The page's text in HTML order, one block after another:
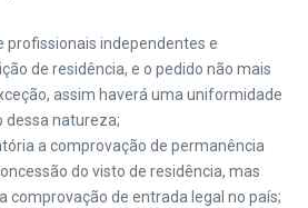
profissionais independentes e
de residência, e o pedido não mais
assim haverá uma uniformidade
dessa natureza;
a comprovação de permanência
do visto de residência, mas
comprovação de entrada legal no país;